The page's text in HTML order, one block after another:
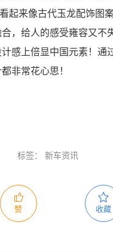
起来像古代玉龙配饰图
，给人的感受雍容又不
感上倍显中国元素！通
非常花心思！
标签： 新车资讯
赞 收藏